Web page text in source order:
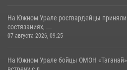
На Южном Урале росгвардейцы приняли
состязаниях, ...
07 августа 2026, 09:25
На Южном Урале бойцы ОМОН «Таганай»